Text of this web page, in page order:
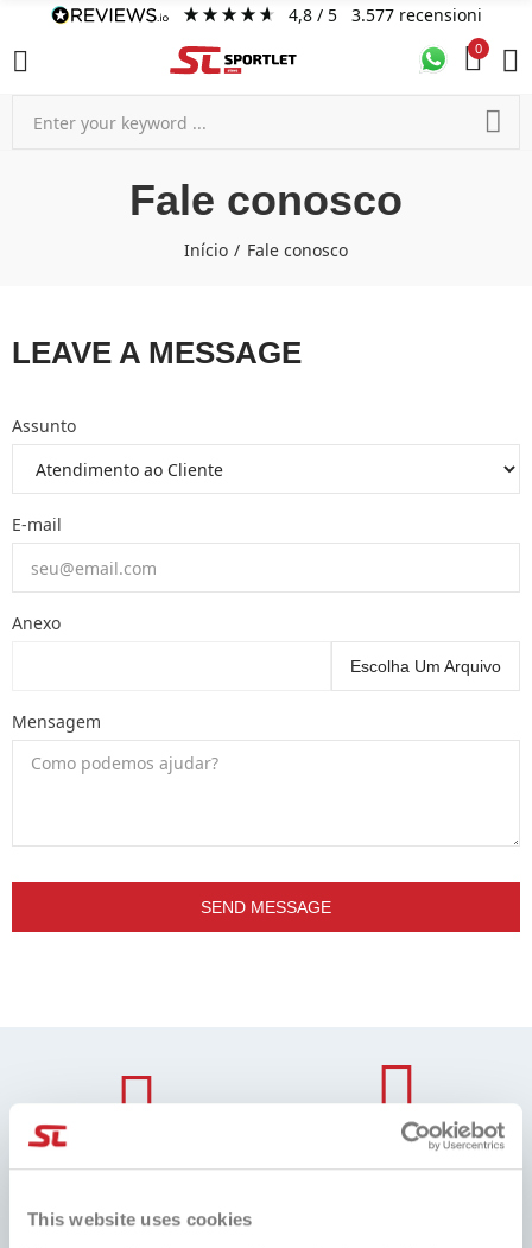
This website uses cookies
4,8/ 5 3.577 recensioni
0
Fale conosco
Início Fale conosco
LEAVE A MESSAGE
Assunto
E-mail
Anexo
Escolha Um Arquivo
Mensagem
SEND MESSAGE
CONSEGNA 24/48H
Isole e zone disagiate in 48H
MIGLIOR PREZZO